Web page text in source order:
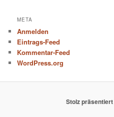
META
Anmelden
Eintrags-Feed
Kommentar-Feed
WordPress.org
Stolz